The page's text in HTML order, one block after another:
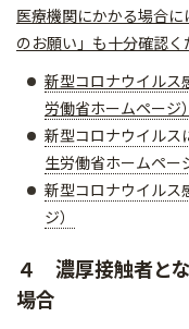
医療機関にかかる場合
のお願い」も十分確認く
新型コロナウイルス
労働省ホームページ）
新型コロナウイルス
生労働省ホームペー
新型コロナウイルス
ジ）
４ 濃厚接触者と
場合